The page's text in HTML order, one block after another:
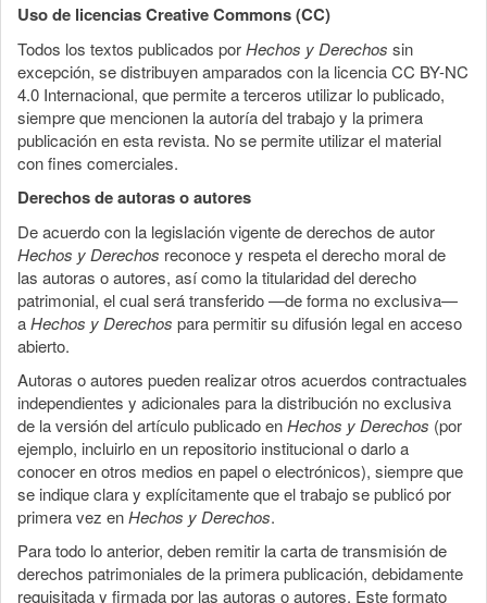
Uso de licencias Creative Commons (CC)
Todos los textos publicados porHechos y Derechos sin
excepción, se distribuyen amparados con la licencia CC BY-NC
4.0 Internacional, que permite a terceros utilizar lo publicado,
siempre que mencionen la autoría del trabajo y la primera
publicación en esta revista. No se permite utilizar el material
con fines comerciales.
Derechos de autoras o autores
De acuerdo con la legislación vigente de derechos de autor
Hechos y Derechos reconoce y respeta el derecho moral de
las autoras o autores, así como la titularidad del derecho
patrimonial, el cual será transferido —de forma no exclusiva—
aHechos y Derechos para permitir su difusión legal en acceso
abierto.
Autoras o autores pueden realizar otros acuerdos contractuales
independientes y adicionales para la distribución no exclusiva
de la versión del artículo publicado enHechos y Derechos (por
ejemplo, incluirlo en un repositorio institucional o darlo a
conocer en otros medios en papel o electrónicos), siempre que
se indique clara y explícitamente que el trabajo se publicó por
primera vez enHechos y Derechos.
Para todo lo anterior, deben remitir la carta de transmisión de
derechos patrimoniales de la primera publicación, debidamente
requisitada y firmada por las autoras o autores. Este formato